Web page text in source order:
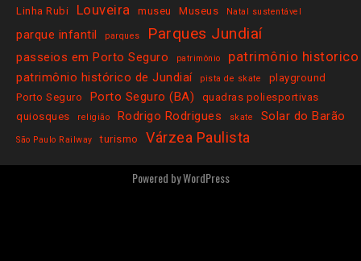
Linha Rubi Louveira museu Museus Natal sustentável
parque infantil parques Parques Jundiaí
passeios em Porto Seguro patrimônio patrimônio historico
patrimônio histórico de Jundiaí pista de skate
playground
Porto Seguro
Porto Seguro (BA)
quadras poliesportivas
quiosques
religião Rodrigo Rodrigues skate Solar do Barão
São Paulo Railway turismo Várzea Paulista
Powered byWordPress